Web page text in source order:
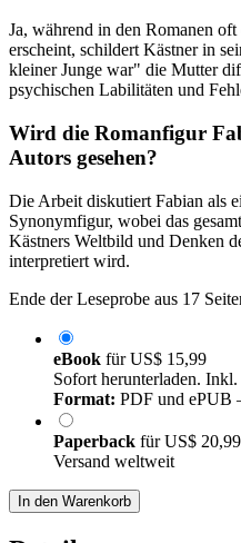
Ja, während in den Romanen
erscheint, schildert Kästner in
kleiner Junge war" die Mutter
psychischen Labilitäten und
Wird die Romanfigur
Autors gesehen?
Die Arbeit diskutiert Fabian als
Synonymfigur, wobei das
Kästners Weltbild und Denken
interpretiert wird.
Ende der Leseprobe aus 17
eBook fürUS$ 15,99
Sofort herunterladen.
Format: PDF und ePUB
Paperback fürUS$ 20,99
Versand weltweit
In den Warenkorb